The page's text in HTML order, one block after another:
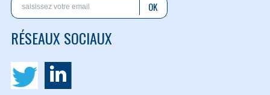
OK
RÉSEAUX SOCIAUX